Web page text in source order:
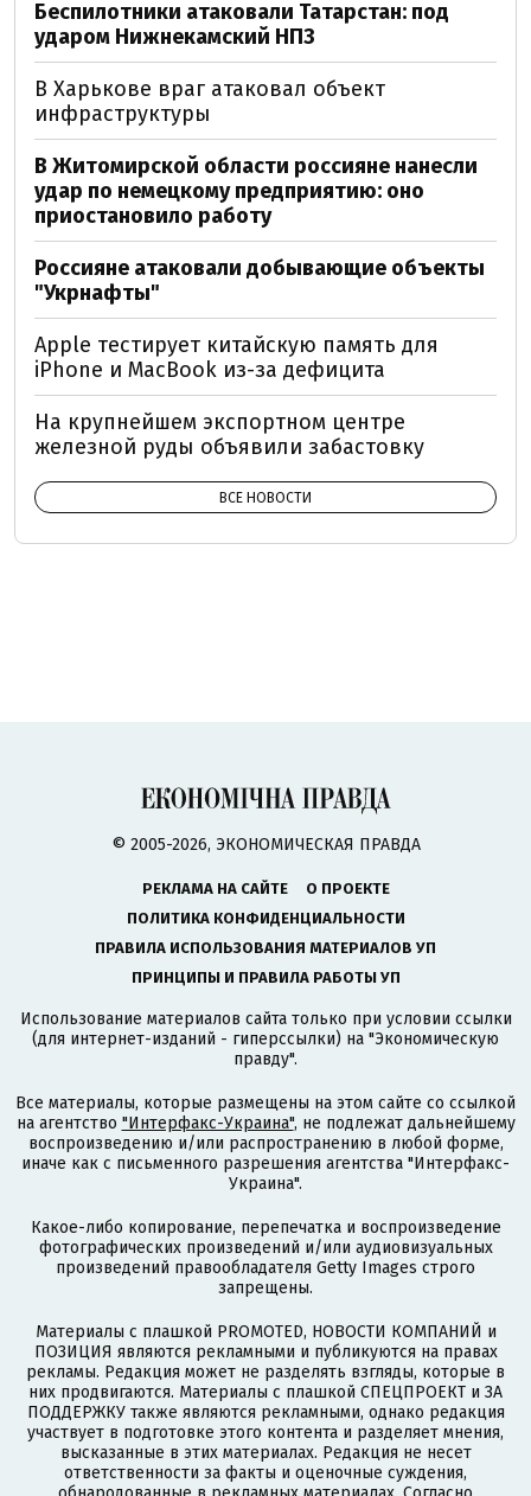
Беспилотники атаковали Татарстан: под
ударом Нижнекамский НПЗ
В Харькове враг атаковал объект
инфраструктуры
В Житомирской области россияне нанесли
удар по немецкому предприятию: оно
приостановило работу
Россияне атаковали добывающие объекты
"Укрнафты"
Apple тестирует китайскую память для
iPhone и MacBook из-за дефицита
На крупнейшем экспортном центре
железной руды объявили забастовку
ВСЕ НОВОСТИ
© 2005-2026, ЭКОНОМИЧЕСКАЯ ПРАВДА
РЕКЛАМА НА САЙТЕ
О ПРОЕКТЕ
ПОЛИТИКА КОНФИДЕНЦИАЛЬНОСТИ
ПРАВИЛА ИСПОЛЬЗОВАНИЯ МАТЕРИАЛОВ УП
ПРИНЦИПЫ И ПРАВИЛА РАБОТЫ УП
Использование материалов сайта только при условии ссылки
(для интернет-изданий - гиперссылки) на "Экономическую
правду".
Все материалы, которые размещены на этом сайте со ссылкой
на агентство "Интерфакс-Украина", не подлежат дальнейшему
воспроизведению и/или распространению в любой форме,
иначе как с письменного разрешения агентства "Интерфакс-
Украина".
Какое-либо копирование, перепечатка и воспроизведение
фотографических произведений и/или аудиовизуальных
произведений правообладателя Getty Images строго
запрещены.
Материалы с плашкой PROMOTED, НОВОСТИ КОМПАНИЙ и
ПОЗИЦИЯ являются рекламными и публикуются на правах
рекламы. Редакция может не разделять взгляды, которые в
них продвигаются. Материалы с плашкой СПЕЦПРОЕКТ и ЗА
ПОДДЕРЖКУ также являются рекламными, однако редакция
участвует в подготовке этого контента и разделяет мнения,
высказанные в этих материалах. Редакция не несет
ответственности за факты и оценочные суждения,